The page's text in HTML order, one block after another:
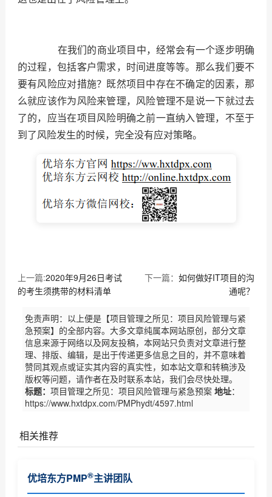
在我们的商业项目中，经常会有一个逐步明确
的过程，包括客户需求，时间进度等等。那么我们要不
要有风险应对措施？既然项目中存在不确定的因素，那
么就应该作为风险来管理，风险管理不是说一下就过去
了的，应当在项目风险明确之前一直纳入管理，不至于
到了风险发生的时候，完全没有应对策略。
上一篇:2020年9月26日考试
的考生须携带的材料清单
下一篇：如何做好IT项目的沟
通呢？
免责声明：以上便是【项目管理之所见：项目风险管理与紧
急预案】的全部内容。大多文章纯属本网站原创，部分文章
信息来源于网络以及网友投稿，本网站只负责对文章进行整
理、排版、编辑，是出于传递更多信息之目的，并不意味着
赞同其观点或证实其内容的真实性，如本站文章和转稿涉及
版权等问题，请作者在及时联系本站，我们会尽快处理。
标题： 项目管理之所见：项目风险管理与紧急预案 地址：
https://www.hxtdpx.com/PMPhydt/4597.html
相关推荐
PMI(中国)2017项目管理大会诚征主题（优培东方）
优培东方PMP®主讲团队